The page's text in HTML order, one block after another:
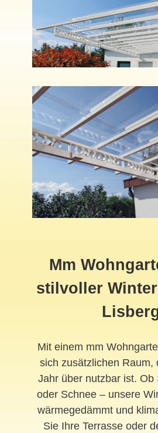
Mm
stilvoller
Mit einem mm
sich zusätzlichen Raum,
Jahr über nutzbar ist. Ob
oder Schnee – unsere
wärmegedämmt und
Sie Ihre Terrasse oder